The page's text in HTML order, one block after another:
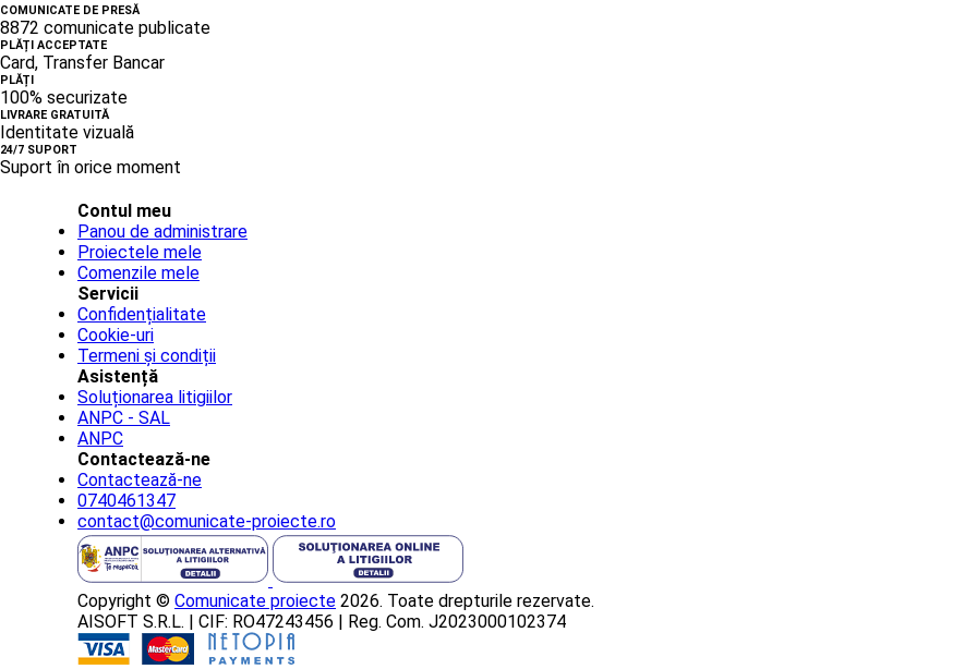
COMUNICATE DE PRESĂ
8872 comunicate publicate
PLĂȚI ACCEPTATE
Card, Transfer Bancar
PLĂȚI
100% securizate
LIVRARE GRATUITĂ
Identitate vizuală
24/7 SUPORT
Suport în orice moment
Contul meu
Panou de administrare
Proiectele mele
Comenzile mele
Servicii
Confidențialitate
Cookie-uri
Termeni și condiții
Asistență
Soluționarea litigiilor
ANPC - SAL
ANPC
Contactează-ne
Contactează-ne
0740461347
contact@comunicate-proiecte.ro
Copyright © Comunicate proiecte 2026. Toate drepturile rezervate.
AISOFT S.R.L. | CIF: RO47243456 | Reg. Com. J2023000102374